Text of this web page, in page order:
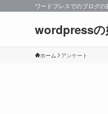
ワードプレスでのブログの
wordpressの
ホーム アンケート